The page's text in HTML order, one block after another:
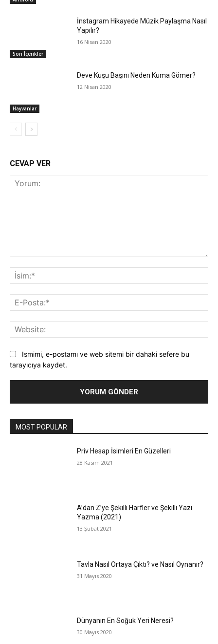
Son İçerikler
İnstagram Hikayede Müzik Paylaşma Nasıl
Yapılır?
16 Nisan 2020
Hayvanlar
Deve Kuşu Başını Neden Kuma Gömer?
12 Nisan 2020
CEVAP VER
Ismimi, e-postamı ve web sitemi bir dahaki sefere bu
tarayıcıya kaydet.
MOST POPULAR
Priv Hesap İsimleri En Güzelleri
28 Kasım 2021
A’dan Z’ye Şekilli Harfler ve Şekilli Yazı
Yazma (2021)
13 Şubat 2021
Tavla Nasıl Ortaya Çıktı? ve Nasıl Oynanır?
31 Mayıs 2020
Dünyanın En Soğuk Yeri Neresi?
30 Mayıs 2020